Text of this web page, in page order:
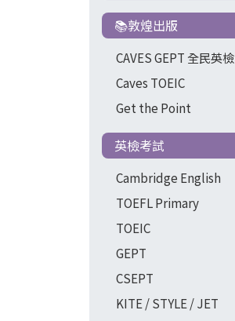
📚敦煌出版
CAVES GEPT 全民英檢
Caves TOEIC
Get the Point
英檢考試
Cambridge English
TOEFL Primary
TOEIC
GEPT
CSEPT
KITE / STYLE / JET